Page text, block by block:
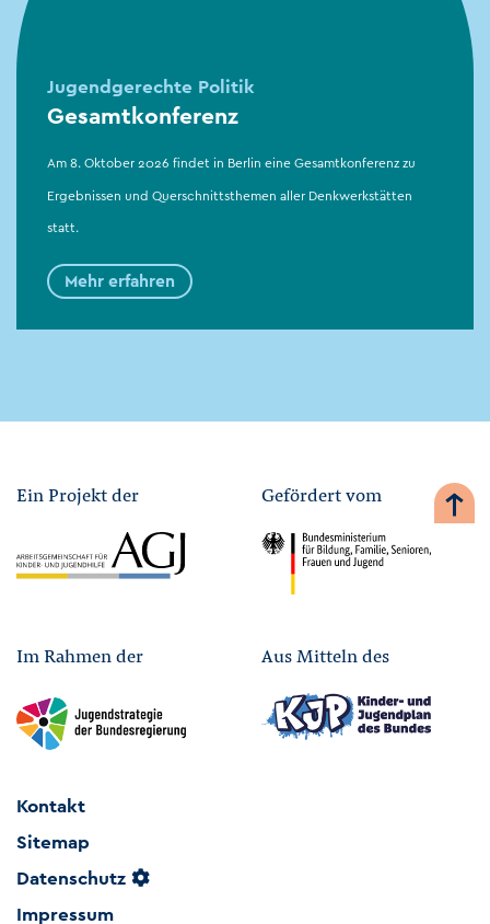
Jugendgerechte Politik
Gesamtkonferenz
Am 8. Oktober 2026 findet in Berlin eine Gesamtkonferenz zu
Ergebnissen und Querschnittsthemen aller Denkwerkstätten
statt.
Mehr erfahren
Ein Projekt der Gefördert vom
Im Rahmen der Aus Mitteln des
Kontakt
Sitemap
Datenschutz
Impressum